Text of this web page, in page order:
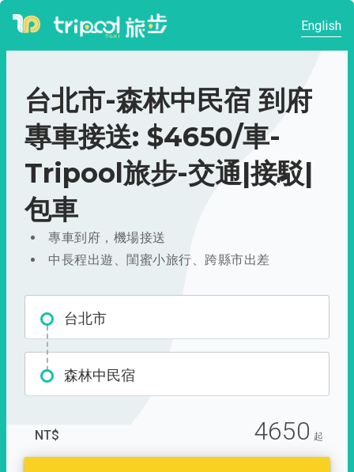
English
台北市-森林中民宿 到府
專車接送: $4650/車-
Tripool旅步-交通|接駁|
包車
專車到府，機場接送
中長程出遊、閨蜜小旅行、跨縣市出差
台北市
森林中民宿
NT$ 4650 起